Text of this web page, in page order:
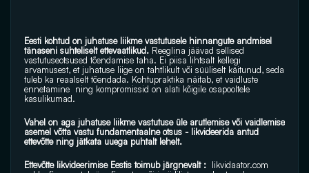
Eesti kohtud on juhatuse liikme vastutusele hinnangute andmisel
tänaseni suhteliselt ettevaatlikud. Reeglina jäävad sellised
vastutuseotsused tõendamise taha. Ei piisa lihtsalt kellegi
arvamusest, et juhatuse liige on tahtlikult või süüliselt käitunud, seda
tuleb ka reaalselt tõendada. Kohtupraktika näitab, et vaidluste
ennetamine  ning kompromissid on alati kõigile osapooltele
kasulikumad.
Vahel on aga juhatuse liikme vastutuse üle arutlemise või vaidlemise
asemel võtta vastu fundamentaalne otsus - likvideerida antud
ettevõtte ning jätkata uuega puhtalt lehelt.
Ettevõtte likvideerimise Eestis toimub järgnevalt : likvidaator.com